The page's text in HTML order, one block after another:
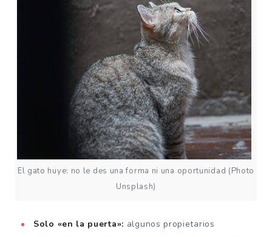
El gato huye: no le des una forma ni una oportunidad (Photo
Unsplash)
Solo «en la puerta»: algunos propietarios